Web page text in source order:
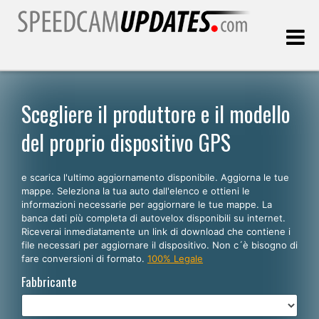
Clienti
SCEGLI LA LINGUA
Italiano
English
Español
Português
Scegliere il produttore e il modello
del proprio dispositivo GPS
e scarica l'ultimo aggiornamento disponibile. Aggiorna le tue
mappe. Seleziona la tua auto dall'elenco e ottieni le
informazioni necessarie per aggiornare le tue mappe. La
banca dati più completa di autovelox disponibili su internet.
Riceverai inmediatamente un link di download che contiene i
file necessari per aggiornare il dispositivo. Non c´è bisogno di
fare conversioni di formato. 100% Legale
Fabbricante